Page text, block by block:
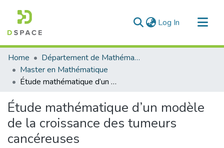
Log In (current)
Communities & Collections
All of DSpace
Statistics
Home
Département de Mathématique
Master en Mathématique
Étude mathématique d’un modèle de la croissance des tumeurs cancéreuses
Étude mathématique d’un modèle
de la croissance des tumeurs
cancéreuses